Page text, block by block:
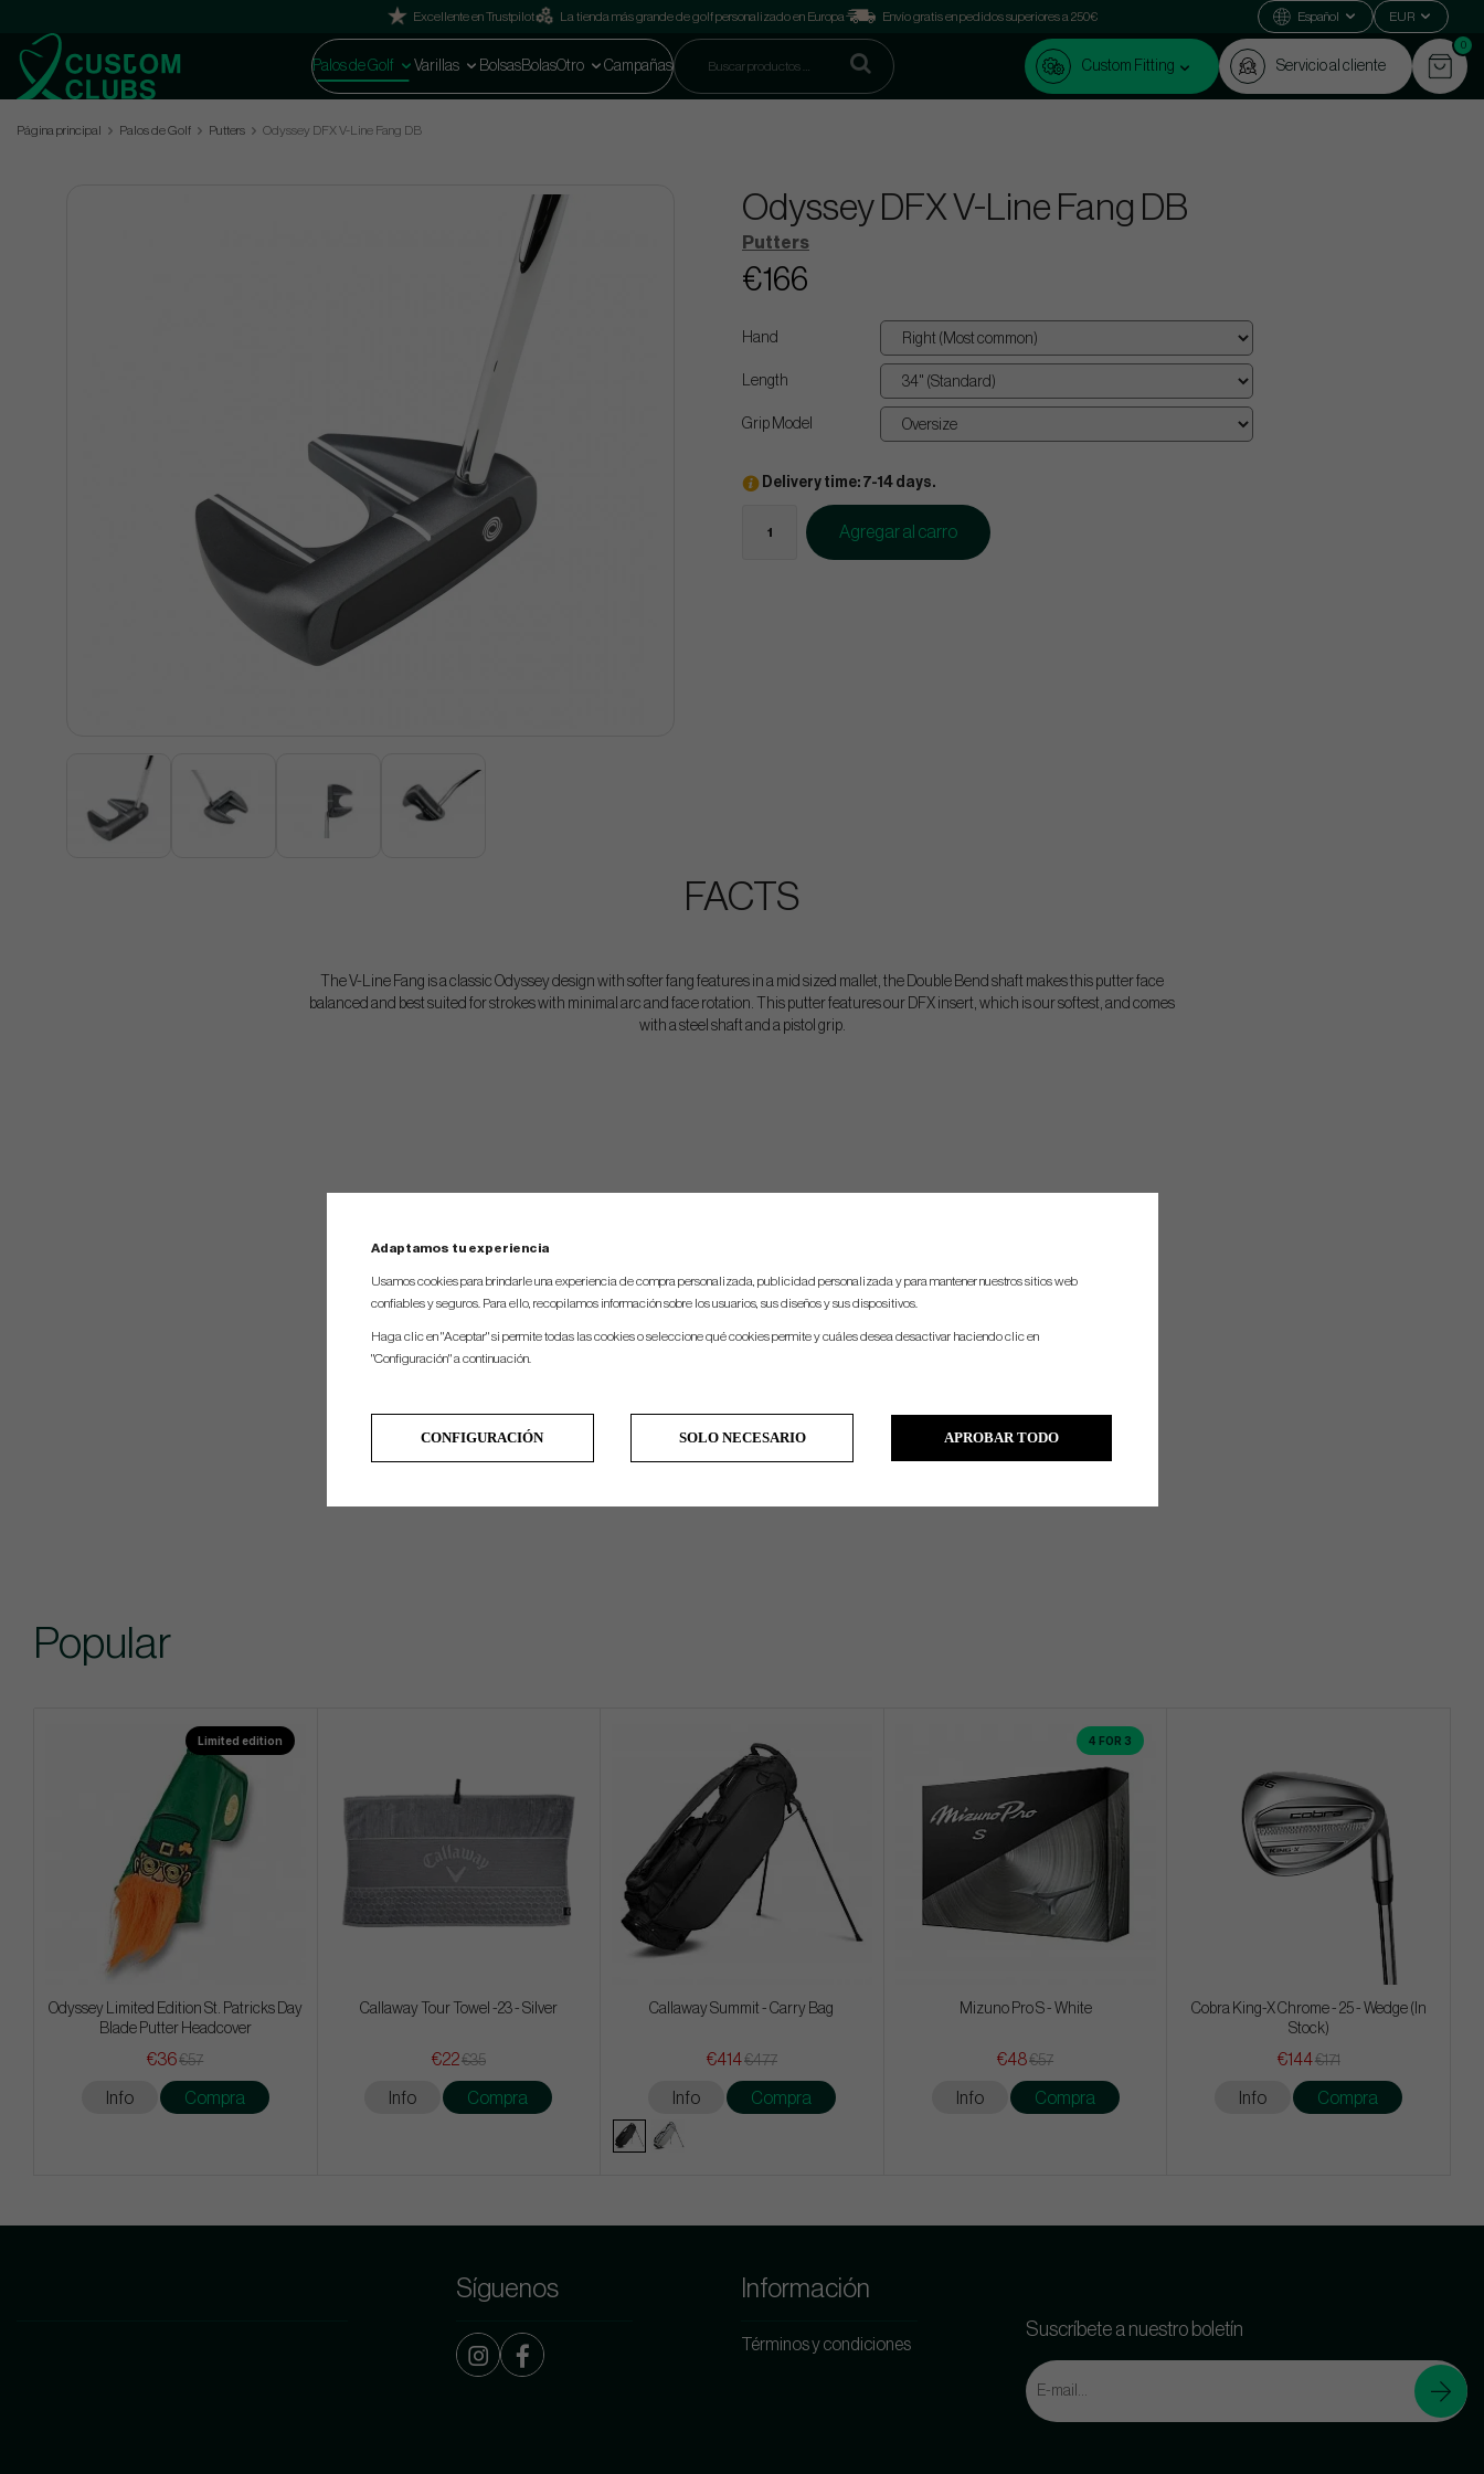
Excellente en Trustpilot La tienda más grande de golf personalizado en Europa Envío gratis en pedidos superiores a 250€ Español EUR
Palos de Golf Varillas BolsasBolasOtro Campañas Custom Fitting Servicio al cliente
0
Página principal Palos de Golf Putters Odyssey DFX V-Line Fang DB
Odyssey DFX V-Line Fang DB
Putters
€166
Hand
Length
Grip Model
Delivery time: 7-14 days.
Agregar al carro
FACTS
The V-Line Fang is a classic Odyssey design with softer fang features in a mid sized mallet, the Double Bend shaft makes this putter face
balanced and best suited for strokes with minimal arc and face rotation. This putter features our DFX insert, which is our softest, and comes
with a steel shaft and a pistol grip.
Popular
Limited edition
Odyssey Limited Edition St. Patricks Day
Blade Putter Headcover
€36€57
Info Compra
Callaway Tour Towel -23 - Silver
€22€35
Info Compra
Callaway Summit - Carry Bag
€414€477
Info Compra
4 FOR 3
Mizuno Pro S - White
€48€57
Info Compra
Cobra King-X Chrome - 25 - Wedge (In
Stock)
€144€171
Info Compra
Síguenos Información
Términos y condiciones
Suscríbete a nuestro boletín
Adaptamos tu experiencia
Usamos cookies para brindarle una experiencia de compra personalizada, publicidad personalizada y para mantener nuestros sitios web
confiables y seguros. Para ello, recopilamos información sobre los usuarios, sus diseños y sus dispositivos.
Haga clic en "Aceptar" si permite todas las cookies o seleccione qué cookies permite y cuáles desea desactivar haciendo clic en
"Configuración" a continuación.
CONFIGURACIÓN SOLO NECESARIO APROBAR TODO